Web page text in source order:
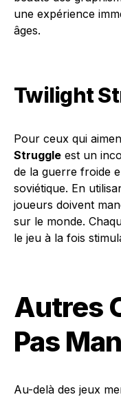
une expérience
âges.
Twilight
Pour ceux qui
Struggle est un
de la guerre froide
soviétique. En
joueurs doivent
sur le monde.
le jeu à la fois
Autres
Pas
Au-delà des jeux